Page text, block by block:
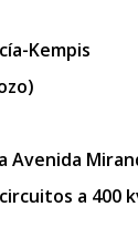
Kempis
Avenida
a 400